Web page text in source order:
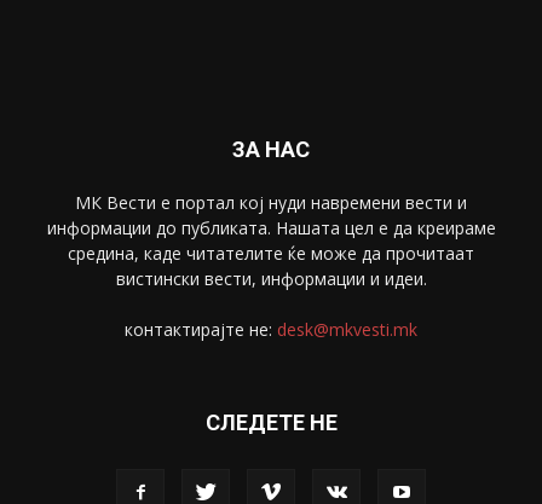
ЗА НАС
МК Вести е портал коj нуди навремени вести и
информации до публиката. Нашата цел е да креираме
средина, каде читателите ќе може да прочитаат
вистински вести, информации и идеи.
контактирајте не: desk@mkvesti.mk
СЛЕДЕТЕ НЕ